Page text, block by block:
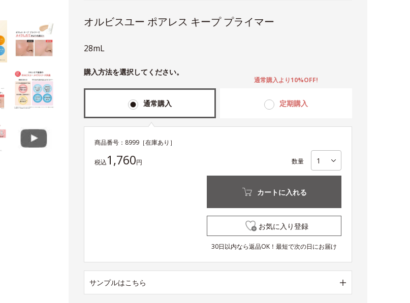
オルビスユー ポアレス キープ プライマー
28mL
購入方法を選択してください。
通常購入 定期購入
通常購入より10%OFF!
商品番号： 8999 ［在庫あり］
税込1,760円 数量
カートに入れる
お気に入り登録
30日以内なら返品OK！最短で次の日にお届け
サンプルはこちら